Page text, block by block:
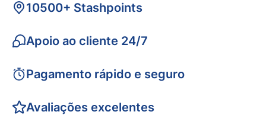
10500+ Stashpoints
Apoio ao cliente 24/7
Pagamento rápido e seguro
Avaliações excelentes